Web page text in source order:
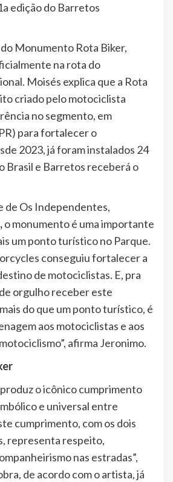
edição do Barretos
Monumento Rota Biker,
na rota do
Moisés explica que a Rota
criado pelo motociclista
no segmento, em
para fortalecer o
2023, já foram instalados 24
Brasil e Barretos receberá o
de Os Independentes,
,o monumento é uma importante
um ponto turístico no Parque.
conseguiu fortalecer a
de motociclistas. E, pra
orgulho receber este
do que um ponto turístico, é
aos motociclistas e aos
afirma Jeronimo.
o icônico cumprimento
e universal entre
cumprimento, com os dois
representa respeito,
nas estradas”,
de acordo com o artista, já